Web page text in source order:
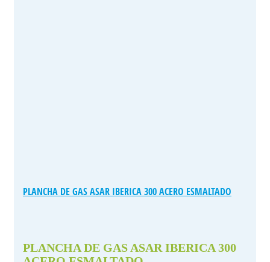
PLANCHA DE GAS ASAR IBERICA 300 ACERO ESMALTADO
PLANCHA DE GAS ASAR IBERICA 300